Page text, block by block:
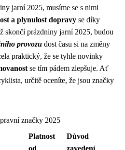
jarní 2025, musíme se s nimi
a plynulost dopravy se díky
skončí prázdniny jarní 2025, budou
provozu dost času si na změny
praktický, že se tyhle novinky
se tím pádem zlepšuje. Ať
určitě oceníte, že jsou značky
značky 2025
Platnost
od
Důvod
zavedení